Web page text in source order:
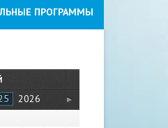
ПРОГРАММЫ
2026